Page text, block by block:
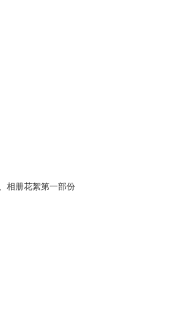
相册花絮第一部份